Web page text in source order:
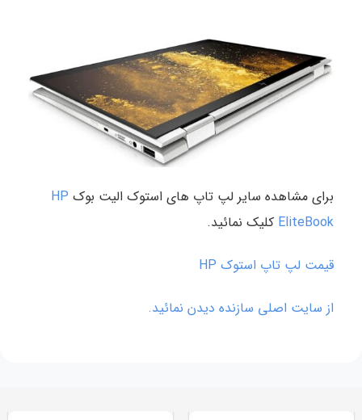
برای مشاهده سایر لپ تاپ های استوک الیت بوک HP
EliteBook کلیک نمائید.
قیمت لپ تاپ استوک HP
از سایت اصلی سازنده دیدن نمائید.